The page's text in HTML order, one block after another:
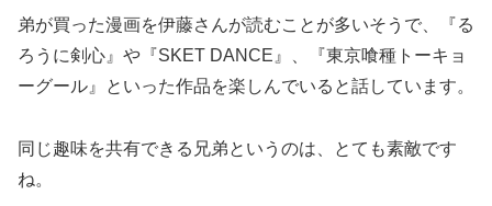
弟が買った漫画を伊藤さんが読むことが多いそうで、『る
ろうに剣心』や『SKET DANCE』、『東京喰種トーキョ
ーグール』といった作品を楽しんでいると話しています。
同じ趣味を共有できる兄弟というのは、とても素敵です
ね。